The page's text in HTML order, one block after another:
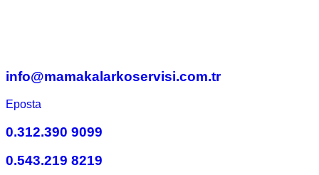
info@mamakalarkoservisi.com.tr
Eposta
0.312.390 9099
0.543.219 8219